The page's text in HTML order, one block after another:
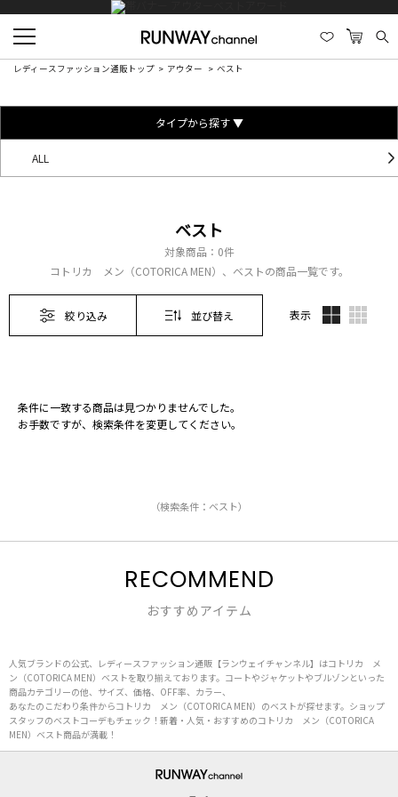
レディースファッション通販トップ アウター ベスト
タイプから探す ▼
ALL
ベスト
対象商品： 0件
コトリカ メン（COTORICA MEN）、ベストの商品一覧です。
絞り込み 並び替え 表示
条件に一致する商品は見つかりませんでした。
お手数ですが、検索条件を変更してください。
（検索条件：ベスト）
RECOMMEND
おすすめアイテム
人気ブランドの公式、レディースファッション通販【ランウェイチャンネル】はコトリカ メ
ン（COTORICA MEN）ベストを取り揃えております。コートやジャケットやブルゾンといった
商品カテゴリーの他、サイズ、価格、OFF率、カラー、
あなたのこだわり条件からコトリカ メン（COTORICA MEN）のベストが探せます。ショップ
スタッフのベストコーデもチェック！新着・人気・おすすめのコトリカ メン（COTORICA
MEN）ベスト商品が満載！